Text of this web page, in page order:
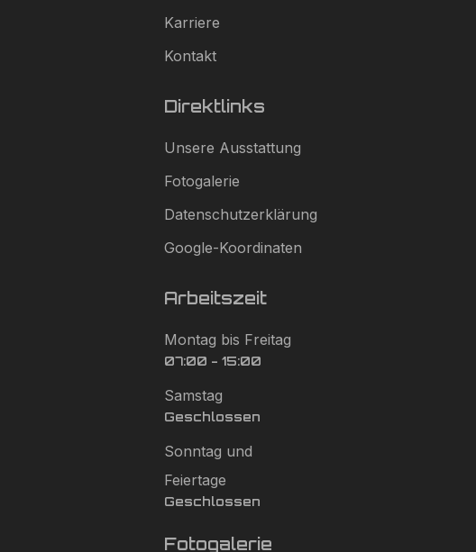
Karriere
Kontakt
Direktlinks
Unsere Ausstattung
Fotogalerie
Datenschutzerklärung
Google-Koordinaten
Arbeitszeit
Montag bis Freitag
07:00 - 15:00
Samstag
Geschlossen
Sonntag und
Feiertage
Geschlossen
Fotogalerie